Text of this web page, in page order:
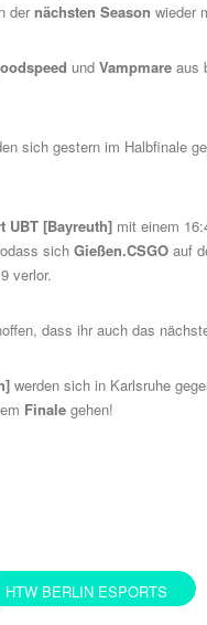
der nächsten Season wieder
und Vampmare aus
sich gestern im Halbfinale
UBT [Bayreuth] mit einem
sich Gießen.CSGO auf
verlor.
dass ihr auch das
werden sich in Karlsruhe
Finale gehen!
HTW BERLIN ESPORTS